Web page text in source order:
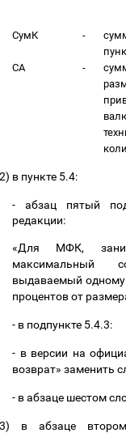
СумК -
СА
-
в пункте 5.4:
- абзац пятый
редакции:
«Для МФК,
максимальный
выдаваемый
процентов от
- в подпункте 5.4.3:
- в версии на
возврат» заменить
- в абзаце шестом
в абзаце